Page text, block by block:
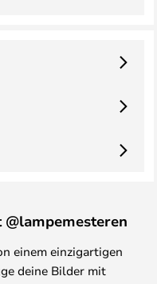
einem einzigartigen
deine Bilder mit